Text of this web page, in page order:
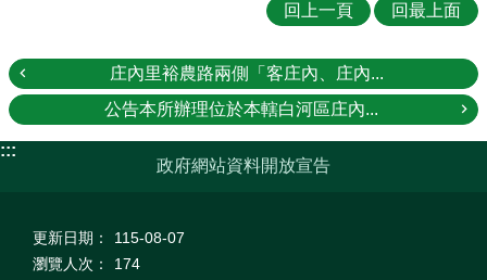
回上一頁 回最上面
庄內里裕農路兩側「客庄內、庄內...
公告本所辦理位於本轄白河區庄內...
:::
政府網站資料開放宣告
更新日期：
115-08-07
瀏覽人次：
174